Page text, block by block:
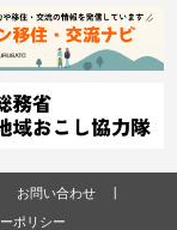
お問い合わせ
ポリシー